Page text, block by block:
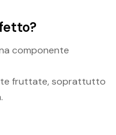
componente
fruttate, soprattutto